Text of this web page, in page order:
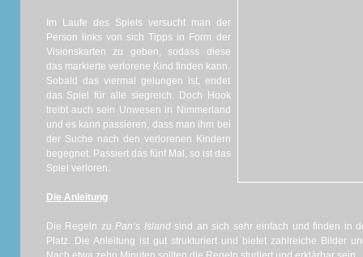
Im Laufe des Spiels versucht man der
Person links von sich Tipps in Form der
Visionskarten zu geben, sodass diese
das markierte verlorene Kind finden kann.
Sobald das viermal gelungen ist, endet
das Spiel für alle siegreich. Doch Hook
treibt auch sein Unwesen in Nimmerland
und es kann passieren, dass man ihm bei
der Suche nach den verlorenen Kindern
begegnet. Passiert das fünf Mal, so ist das
Spiel verloren.
Die Anleitung
Die Regeln zu Pan’s Islandsind an sich sehr einfach und finden in
Platz. Die Anleitung ist gut strukturiert und bietet zahlreiche Bilder